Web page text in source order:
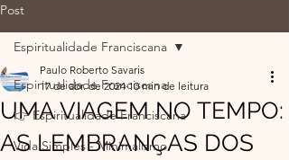
Post
Espiritualidade Franciscana
👉 Espiritualidade Franciscana
Vida Simples - Minimalismo
Espiritualidade Franciscana
UMA VIAGEM NO TEMPO:
AS LEMBRANÇAS DOS
Paulo Roberto Savaris
17 de abr. de 2024 10 min de leitura